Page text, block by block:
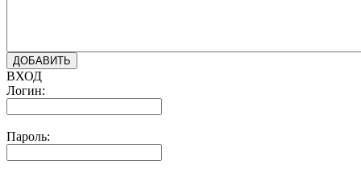
ВХОД
Логин:
Пароль: